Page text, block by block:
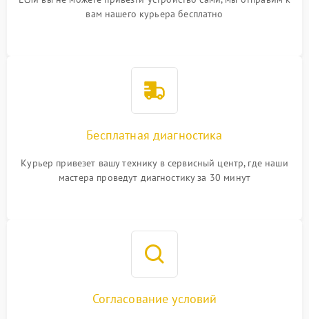
вам нашего курьера бесплатно
Бесплатная диагностика
Курьер привезет вашу технику в сервисный центр, где наши
мастера проведут диагностику за 30 минут
Согласование условий